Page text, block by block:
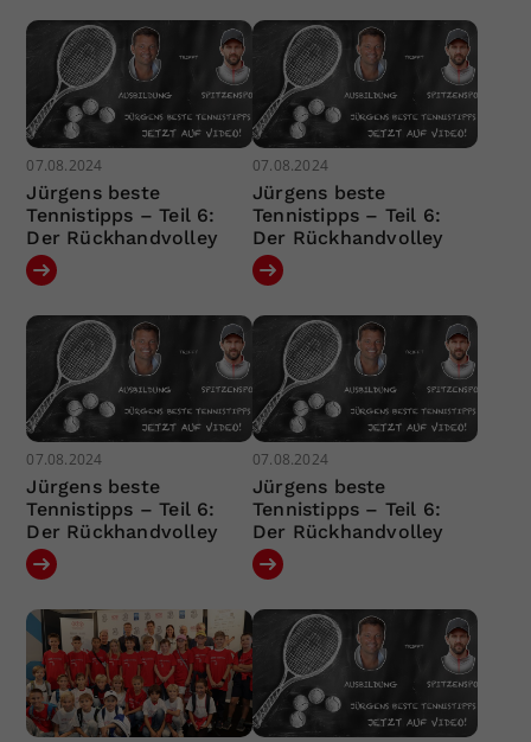
07.08.2024
Jürgens beste
Tennistipps – Teil 6:
Der Rückhandvolley
07.08.2024
Jürgens beste
Tennistipps – Teil 6:
Der Rückhandvolley
07.08.2024
Jürgens beste
Tennistipps – Teil 6:
Der Rückhandvolley
07.08.2024
Jürgens beste
Tennistipps – Teil 6:
Der Rückhandvolley